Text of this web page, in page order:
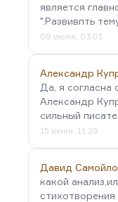
является
".Развивпть
09 июля, 03:01
Александр
Да, я согласна
Александр
сильный
15 июня, 11:29
Давид
какой